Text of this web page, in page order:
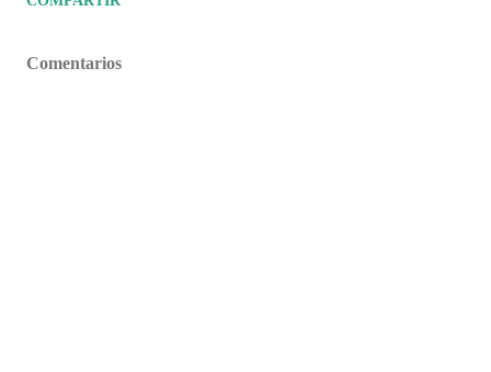
Comentarios